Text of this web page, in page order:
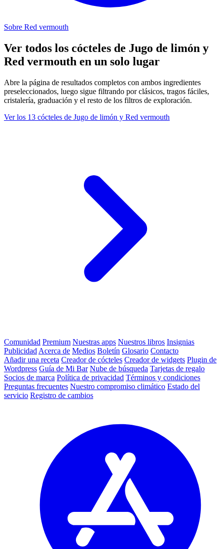
Sobre Red vermouth
Ver todos los cócteles de Jugo de limón y
Red vermouth en un solo lugar
Abre la página de resultados completos con ambos ingredientes
preseleccionados, luego sigue filtrando por clásicos, tragos fáciles,
cristalería, graduación y el resto de los filtros de exploración.
Ver los 13 cócteles de Jugo de limón y Red vermouth
Comunidad Premium Nuestras apps Nuestros libros Insignias
Publicidad Acerca de Medios Boletín Glosario Contacto
Añadir una receta Creador de cócteles Creador de widgets Plugin de
Wordpress Guía de Mi Bar Nube de búsqueda Tarjetas de regalo
Socios de marca Política de privacidad Términos y condiciones
Preguntas frecuentes Nuestro compromiso climático Estado del
servicio Registro de cambios